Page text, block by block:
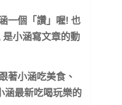
一個「讚 」喔! 也
是小涵寫文章的動
著小涵吃美食、
涵最新吃喝玩樂的